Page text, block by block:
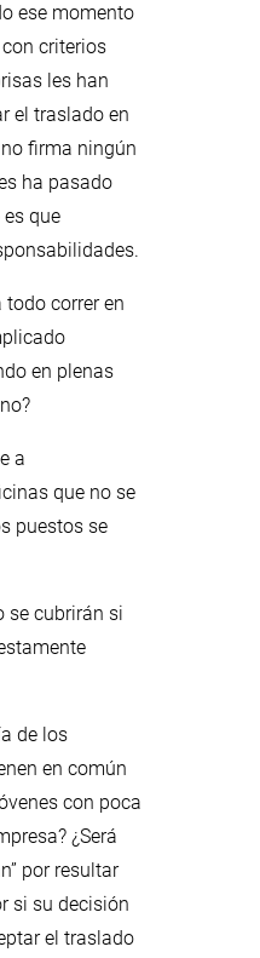
ese momento
criterios
les han
el traslado en
firma ningún
ha pasado
que
todo correr en
en plenas
a
que no se
puestos se
se cubrirán si
de los
en común
con poca
¿Será
por resultar
si su decisión
el traslado